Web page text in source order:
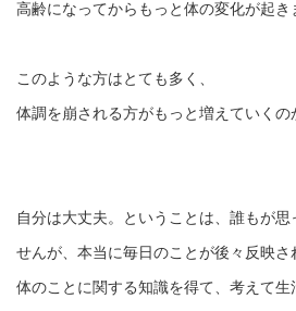
高齢になってからもっと体の変化が起き
このような方はとても多く、
体調を崩される方がもっと増えていくの
自分は大丈夫。ということは、誰もが思
せんが、本当に毎日のことが後々反映
体のことに関する知識を得て、考えて生